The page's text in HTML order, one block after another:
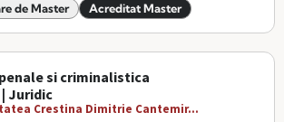
de Master Acreditat Master
si criminalistica
Juridic
Crestina Dimitrie Cantemir...